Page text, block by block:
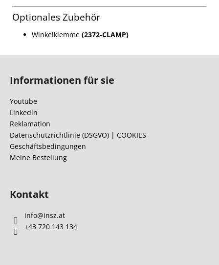
Optionales Zubehör
Winkelklemme (2372-CLAMP)
Informationen für sie
Youtube
Linkedin
Reklamation
Datenschutzrichtlinie (DSGVO) | COOKIES
Geschäftsbedingungen
Meine Bestellung
Kontakt
info@insz.at
+43 720 143 134